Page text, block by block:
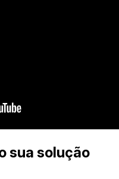
sua solução